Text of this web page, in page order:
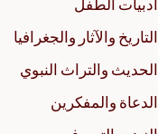
أدبيات الطفل
التاريخ والآثار والجغرافيا
الحديث والتراث النبوي
الدعاة والمفكرين